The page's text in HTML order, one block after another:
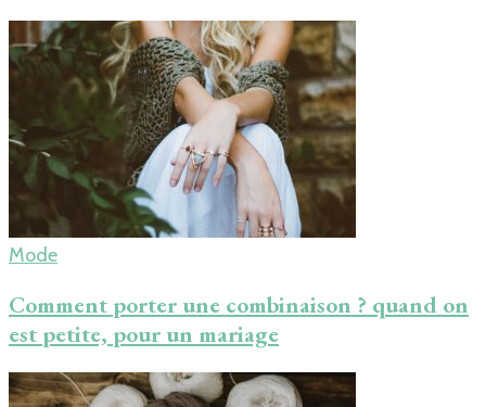
Mode
Comment porter une combinaison ? quand on
est petite, pour un mariage